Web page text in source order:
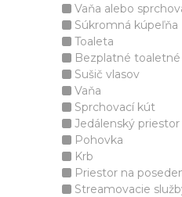
Vaňa alebo
Súkromná kúpeľňa
Toaleta
Bezplatné
Sušič vlasov
Vaňa
Sprchovací kút
Jedálenský priestor
Pohovka
Krb
Priestor na
Streamovacie